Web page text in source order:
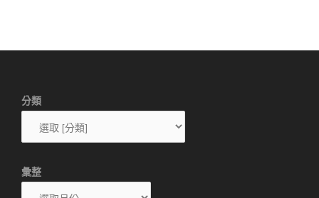
分類
彙整